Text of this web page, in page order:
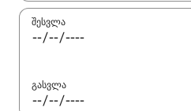
შესვლა
გასვლა